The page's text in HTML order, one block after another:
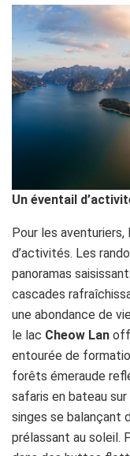
Un éventail
Pour les
d’activités. Les
panoramas
cascades
une abondance de
le lac Cheow Lan
entourée de
forêts émeraude
safaris en bateau
singes se balançant
prélassant au soleil.